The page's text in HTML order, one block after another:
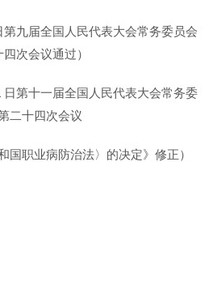
第九届全国人民代表大会常务委员会
次会议通过）
第十一届全国人民代表大会常务委
二十四次会议
国职业病防治法〉的决定》修正）